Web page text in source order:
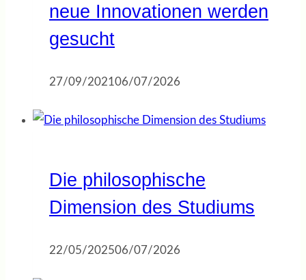
neue Innovationen werden
gesucht
27/09/202106/07/2026
Die philosophische
Dimension des Studiums
22/05/202506/07/2026